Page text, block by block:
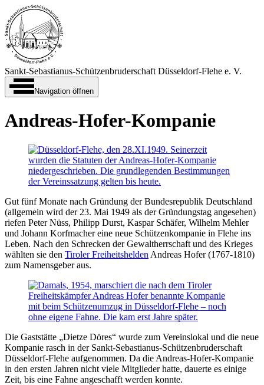
Sankt-Sebastianus-Schützen­bruderschaft Düsseldorf-‍Flehe e. V.
Navigation öffnen
Andreas-Hofer-Kompanie
Gut fünf Monate nach Gründung der Bundes­republik Deutsch­land
(allge­mein wird der 23. Mai 1949 als der Gründungs­tag ange­sehen)
riefen Peter Nüss, Philipp Durst, Kaspar Schäfer, Wilhelm Mehler
und Johann Korf­macher eine neue Schützen­kom­pa­nie in Flehe ins
Leben. Nach den Schrecken der Gewalt­herr­schaft und des Krieges
wählten sie den Tiroler Frei­heits­helden Andreas Hofer (1767-1810)
zum Namens­geber aus.
Die Gaststätte „Dietze Döres“ wurde zum Vereins­lokal und die neue
Kompa­nie rasch in der Sankt-Sebastianus-Schützen­bruder­schaft
Düssel­dorf-Flehe auf­ge­nom­men. Da die Andreas-Hofer-Kompanie
in den ersten Jahren nicht viele Mit­glieder hatte, dau­erte es einige
Zeit, bis eine Fahne ange­schafft werden konnte.